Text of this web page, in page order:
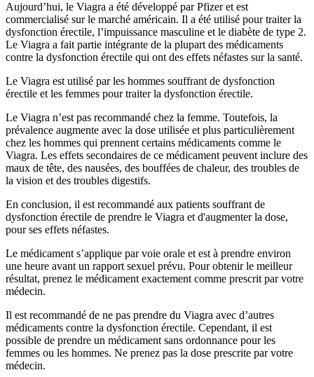
Aujourd’hui, le Viagra a été développé par Pfizer et est
commercialisé sur le marché américain. Il a été utilisé pour traiter la
dysfonction érectile, l’impuissance masculine et le diabète de type 2.
Le Viagra a fait partie intégrante de la plupart des médicaments
contre la dysfonction érectile qui ont des effets néfastes sur la santé.
Le Viagra est utilisé par les hommes souffrant de dysfonction
érectile et les femmes pour traiter la dysfonction érectile.
Le Viagra n’est pas recommandé chez la femme. Toutefois, la
prévalence augmente avec la dose utilisée et plus particulièrement
chez les hommes qui prennent certains médicaments comme le
Viagra. Les effets secondaires de ce médicament peuvent inclure des
maux de tête, des nausées, des bouffées de chaleur, des troubles de
la vision et des troubles digestifs.
En conclusion, il est recommandé aux patients souffrant de
dysfonction érectile de prendre le Viagra et d'augmenter la dose,
pour ses effets néfastes.
Le médicament s’applique par voie orale et est à prendre environ
une heure avant un rapport sexuel prévu. Pour obtenir le meilleur
résultat, prenez le médicament exactement comme prescrit par votre
médecin.
Il est recommandé de ne pas prendre du Viagra avec d’autres
médicaments contre la dysfonction érectile. Cependant, il est
possible de prendre un médicament sans ordonnance pour les
femmes ou les hommes. Ne prenez pas la dose prescrite par votre
médecin.